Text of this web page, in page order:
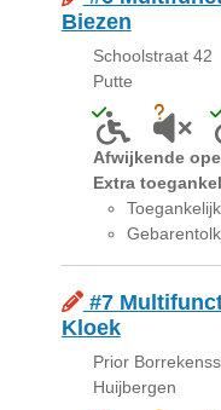
Biezen
Schoolstraat 42
Putte
Afwijkende
Extra
#7
Kloek
Prior
Huijbergen